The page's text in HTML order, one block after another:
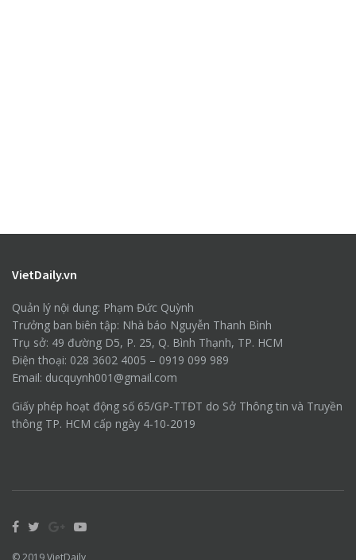
VietDaily.vn
Quản lý nội dung: Phạm Đức Quỳnh
Trưởng ban biên tập: Nhà báo Nguyễn Thanh Bình
Trụ sở: 49 đường D5, P. 25, Q. Bình Thạnh, TP. HCM
Điện thoại: 028 3602 4005 – 0919 099 989
Email: ducquynh001@gmail.com
Giấy phép hoạt động số 65/GP-TTĐT do Sở Thông tin và Truyền
thông TP. HCM cấp ngày 4-10-2019
© 2019VietDaily